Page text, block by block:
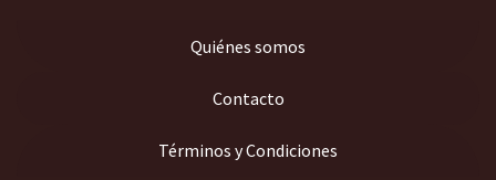
Quiénes somos
Contacto
Términos y Condiciones